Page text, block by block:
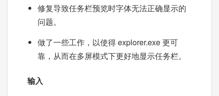
修复导致任务栏预览时字体无法正确显示的
问题。
做了一些工作，以使得 explorer.exe 更可
靠，从而在多屏模式下更好地显示任务栏。
输入